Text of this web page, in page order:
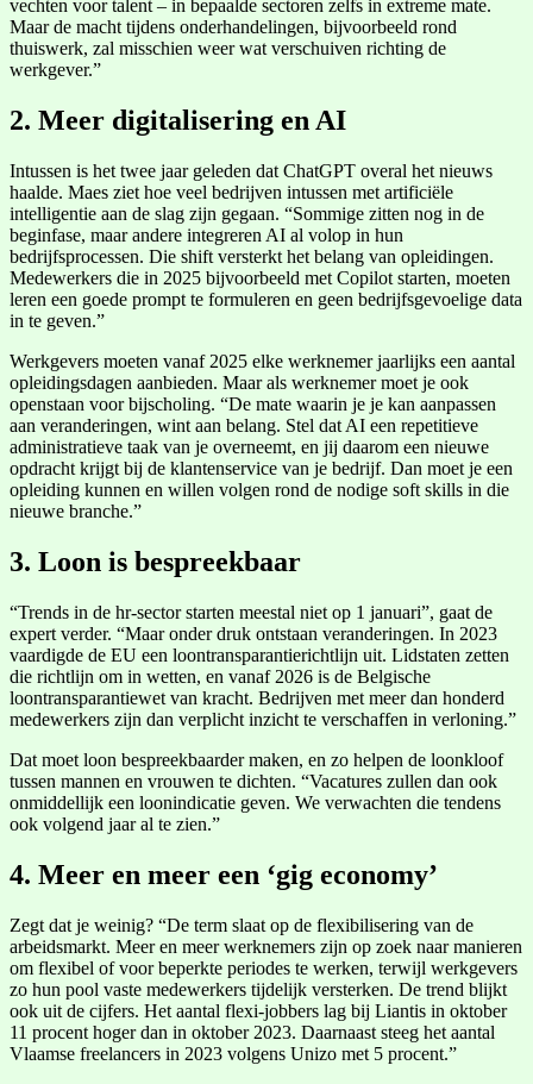
vechten voor talent – in bepaalde sectoren zelfs in extreme mate.
Maar de macht tijdens onderhandelingen, bijvoorbeeld rond
thuiswerk, zal misschien weer wat verschuiven richting de
werkgever.”
2. Meer digitalisering en AI
Intussen is het twee jaar geleden dat ChatGPT overal het nieuws
haalde. Maes ziet hoe veel bedrijven intussen met artificiële
intelligentie aan de slag zijn gegaan. “Sommige zitten nog in de
beginfase, maar andere integreren AI al volop in hun
bedrijfsprocessen. Die shift versterkt het belang van opleidingen.
Medewerkers die in 2025 bijvoorbeeld met Copilot starten, moeten
leren een goede prompt te formuleren en geen bedrijfsgevoelige data
in te geven.”
Werkgevers moeten vanaf 2025 elke werknemer jaarlijks een aantal
opleidingsdagen aanbieden. Maar als werknemer moet je ook
openstaan voor bijscholing. “De mate waarin je je kan aanpassen
aan veranderingen, wint aan belang. Stel dat AI een repetitieve
administratieve taak van je overneemt, en jij daarom een nieuwe
opdracht krijgt bij de klantenservice van je bedrijf. Dan moet je een
opleiding kunnen en willen volgen rond de nodige soft skills in die
nieuwe branche.”
3. Loon is bespreekbaar
“Trends in de hr-sector starten meestal niet op 1 januari”, gaat de
expert verder. “Maar onder druk ontstaan veranderingen. In 2023
vaardigde de EU een loontransparantierichtlijn uit. Lidstaten zetten
die richtlijn om in wetten, en vanaf 2026 is de Belgische
loontransparantiewet van kracht. Bedrijven met meer dan honderd
medewerkers zijn dan verplicht inzicht te verschaffen in verloning.”
Dat moet loon bespreekbaarder maken, en zo helpen de loonkloof
tussen mannen en vrouwen te dichten. “Vacatures zullen dan ook
onmiddellijk een loonindicatie geven. We verwachten die tendens
ook volgend jaar al te zien.”
4. Meer en meer een ‘gig economy’
Zegt dat je weinig? “De term slaat op de flexibilisering van de
arbeidsmarkt. Meer en meer werknemers zijn op zoek naar manieren
om flexibel of voor beperkte periodes te werken, terwijl werkgevers
zo hun pool vaste medewerkers tijdelijk versterken. De trend blijkt
ook uit de cijfers. Het aantal flexi-jobbers lag bij Liantis in oktober
11 procent hoger dan in oktober 2023. Daarnaast steeg het aantal
Vlaamse freelancers in 2023 volgens Unizo met 5 procent.”